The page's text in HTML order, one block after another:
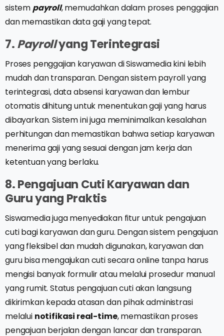
sistempayroll, memudahkan dalam proses penggajian
dan memastikan data gaji yang tepat.
7.Payrollyang Terintegrasi
Proses penggajian karyawan di Siswamedia kini lebih
mudah dan transparan. Dengan sistem payroll yang
terintegrasi, data absensi karyawan dan lembur
otomatis dihitung untuk menentukan gaji yang harus
dibayarkan. Sistem ini juga meminimalkan kesalahan
perhitungan dan memastikan bahwa setiap karyawan
menerima gaji yang sesuai dengan jam kerja dan
ketentuan yang berlaku.
8. Pengajuan Cuti Karyawan dan
Guru yang Praktis
Siswamedia juga menyediakan fitur untuk pengajuan
cuti bagi karyawan dan guru. Dengan sistem pengajuan
yang fleksibel dan mudah digunakan, karyawan dan
guru bisa mengajukan cuti secara online tanpa harus
mengisi banyak formulir atau melalui prosedur manual
yang rumit. Status pengajuan cuti akan langsung
dikirimkan kepada atasan dan pihak administrasi
melalui notifikasi real-time, memastikan proses
pengajuan berjalan dengan lancar dan transparan.